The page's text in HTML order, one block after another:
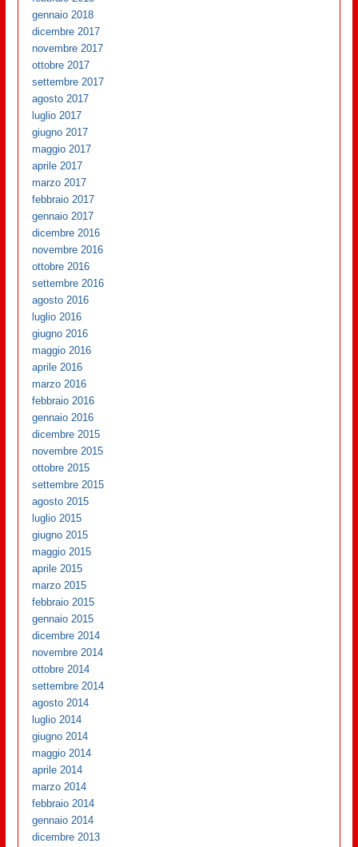
gennaio 2018
dicembre 2017
novembre 2017
ottobre 2017
settembre 2017
agosto 2017
luglio 2017
giugno 2017
maggio 2017
aprile 2017
marzo 2017
febbraio 2017
gennaio 2017
dicembre 2016
novembre 2016
ottobre 2016
settembre 2016
agosto 2016
luglio 2016
giugno 2016
maggio 2016
aprile 2016
marzo 2016
febbraio 2016
gennaio 2016
dicembre 2015
novembre 2015
ottobre 2015
settembre 2015
agosto 2015
luglio 2015
giugno 2015
maggio 2015
aprile 2015
marzo 2015
febbraio 2015
gennaio 2015
dicembre 2014
novembre 2014
ottobre 2014
settembre 2014
agosto 2014
luglio 2014
giugno 2014
maggio 2014
aprile 2014
marzo 2014
febbraio 2014
gennaio 2014
dicembre 2013